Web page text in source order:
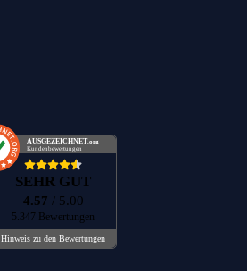
AUSGEZEICHNET .org
Kundenbewertungen
SEHR GUT
4.57 / 5.00
5.347 Bewertungen
Hinweis zu den Bewertungen